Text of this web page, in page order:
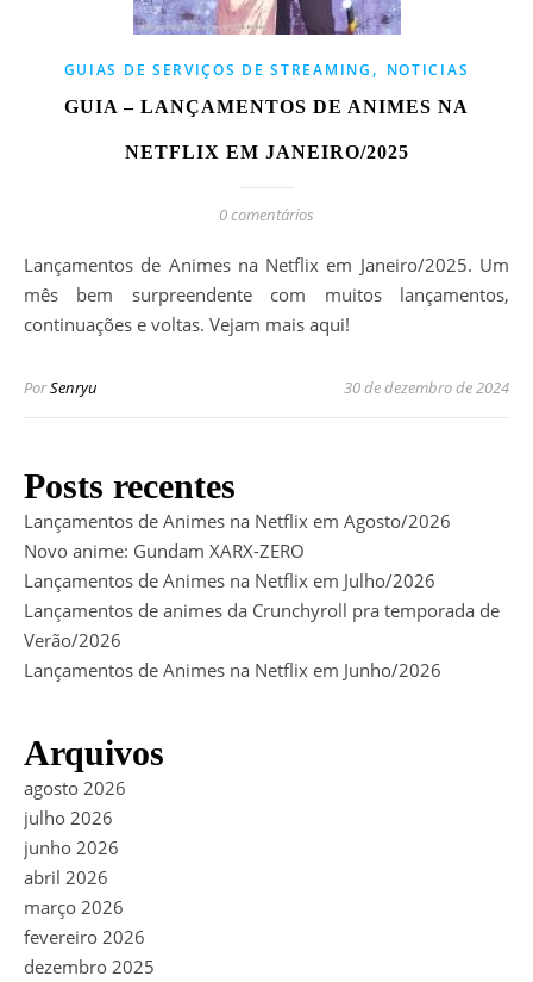
GUIAS DE SERVIÇOS DE STREAMING , NOTICIAS
GUIA – LANÇAMENTOS DE ANIMES NA
NETFLIX EM JANEIRO/2025
0 comentários
Lançamentos de Animes na Netflix em Janeiro/2025. Um
mês bem surpreendente com muitos lançamentos,
continuações e voltas. Vejam mais aqui!
PorSenryu 30 de dezembro de 2024
Posts recentes
Lançamentos de Animes na Netflix em Agosto/2026
Novo anime: Gundam XARX-ZERO
Lançamentos de Animes na Netflix em Julho/2026
Lançamentos de animes da Crunchyroll pra temporada de
Verão/2026
Lançamentos de Animes na Netflix em Junho/2026
Arquivos
agosto 2026
julho 2026
junho 2026
abril 2026
março 2026
fevereiro 2026
dezembro 2025